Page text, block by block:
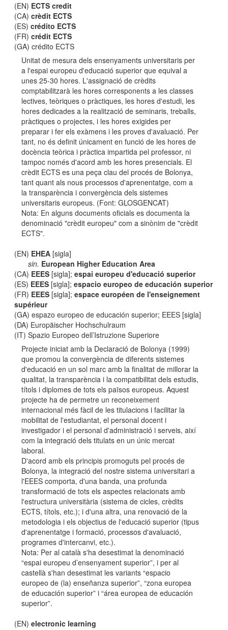
(EN) ECTS credit
(CA)crèdit ECTS
(ES)crédito ECTS
(FR)crédit ECTS
(GA) crédito ECTS
Unitat de mesura dels ensenyaments universitaris per
a l'espai europeu d'educació superior que equival a
unes 25-30 hores. L'assignació de crèdits
comptabilitzarà les hores corresponents a les classes
lectives, teòriques o pràctiques, les hores d'estudi, les
hores dedicades a la realització de seminaris, treballs,
pràctiques o projectes, i les hores exigides per
preparar i fer els exàmens i les proves d'avaluació. Per
tant, no és definit únicament en funció de les hores de
docència teòrica i pràctica impartida pel professor, ni
tampoc només d'acord amb les hores presencials. El
crèdit ECTS es una peça clau del procés de Bolonya,
tant quant als nous processos d'aprenentatge, com a
la transparència i convergència dels sistemes
universitaris europeus. (Font: GLOSGENCAT)
Nota: En alguns documents oficials es documenta la
denominació "crèdit europeu" com a sinònim de "crèdit
ECTS".
(EN) EHEA [sigla]
sin. European Higher Education Area
(CA) EEES [sigla];espai europeu d'educació superior
(ES) EEES [sigla];espacio europeo de educación superior
(FR) EEES [sigla];espace européen de l'enseignement
supérieur
(GA) espazo europeo de educación superior; EEES [sigla]
(DA) Europäischer Hochschulraum
(IT) Spazio Europeo dell’Istruzione Superiore
Projecte iniciat amb la Declaració de Bolonya (1999)
que promou la convergència de diferents sistemes
d'educació en un sol marc amb la finalitat de millorar la
qualitat, la transparència i la compatibilitat dels estudis,
títols i diplomes de tots els països europeus. Aquest
projecte ha de permetre un reconeixement
internacional més fàcil de les titulacions i facilitar la
mobilitat de l'estudiantat, el personal docent i
investigador i el personal d'administració i serveis, així
com la integració dels titulats en un únic mercat
laboral.
D'acord amb els principis promoguts pel procés de
Bolonya, la integració del nostre sistema universitari a
l'EEES comporta, d'una banda, una profunda
transformació de tots els aspectes relacionats amb
l'estructura universitària (sistema de cicles, crèdits
ECTS, títols, etc.); i d'una altra, una renovació de la
metodologia i els objectius de l'educació superior (tipus
d'aprenentatge i formació, processos d'avaluació,
programes d'intercanvi, etc.).
Nota: Per al català s'ha desestimat la denominació
“espai europeu d’ensenyament superior”, i per al
castellà s'han desestimat les variants “espacio
europeo de (la) enseñanza superior”, “zona europea
de educación superior” i “área europea de educación
superior”.
(EN)electronic learning